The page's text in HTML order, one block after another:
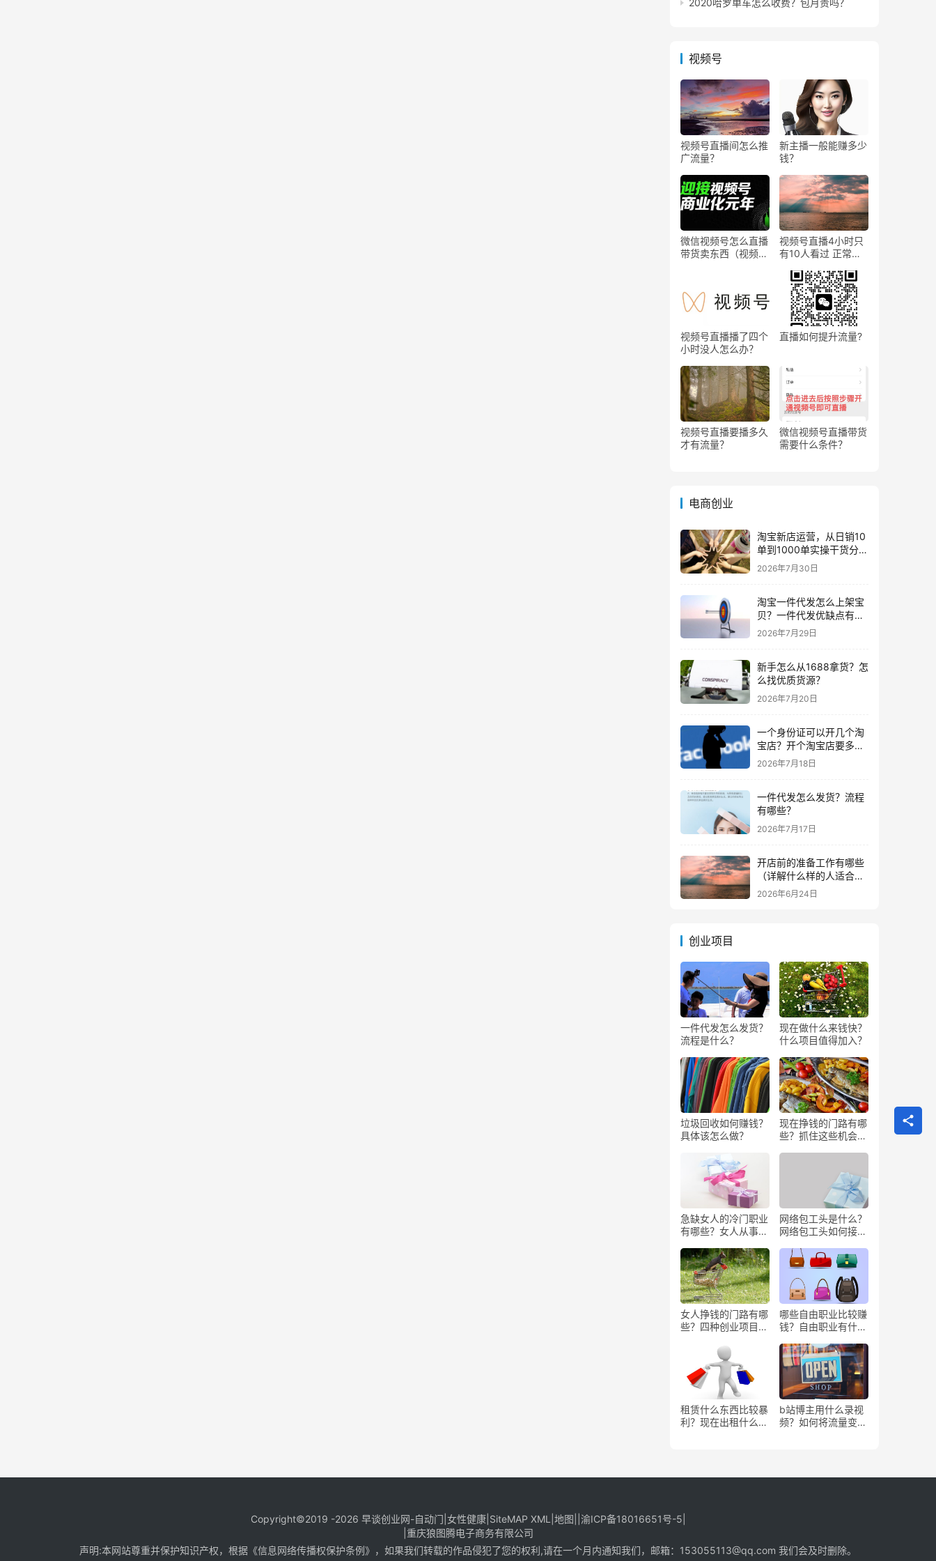
2020哈罗单车怎么收费？包月贵吗？
视频号
视频号直播间怎么推
广流量？
新主播一般能赚多少
钱？
微信视频号怎么直播
带货卖东西（视频号
视频号直播4小时只
有10人看过 正常
视频号直播播了四个
小时没人怎么办？
直播如何提升流量?
视频号直播要播多久
才有流量？
微信视频号直播带货
需要什么条件？
电商创业
淘宝新店运营，从日销10
单到1000单实操干货分
享！
2026年7月30日
淘宝一件代发怎么上架宝
贝？一件代发优缺点有哪
些？
2026年7月29日
新手怎么从1688拿货？怎
么找优质货源？
2026年7月20日
一个身份证可以开几个淘
宝店？开个淘宝店要多少
钱？
2026年7月18日
一件代发怎么发货？流程
有哪些？
2026年7月17日
开店前的准备工作有哪些
（详解什么样的人适合做
生意）
2026年6月24日
创业项目
一件代发怎么发货？
流程是什么？
现在做什么来钱快？
什么项目值得加入？
垃圾回收如何赚钱？
具体该怎么做？
现在挣钱的门路有哪
些？抓住这些机会闷
急缺女人的冷门职业
有哪些？女人从事哪
网络包工头是什么？
网络包工头如何接业
女人挣钱的门路有哪
些？四种创业项目推
哪些自由职业比较赚
钱？自由职业有什么
租赁什么东西比较暴
利？现在出租什么更
b站博主用什么录视
频？如何将流量变
Copyright©2019 -2026 早谈创业网-自动门 女性健康| SiteMAP XML 地图 渝ICP备18016651号-5
重庆狼图腾电子商务有限公司
声明:本网站尊重并保护知识产权，根据《信息网络传播权保护条例》，如果我们转载的作品侵犯了您的权利,请在一个月内通知我们，邮箱：153055113@qq.com 我们会及时删除。